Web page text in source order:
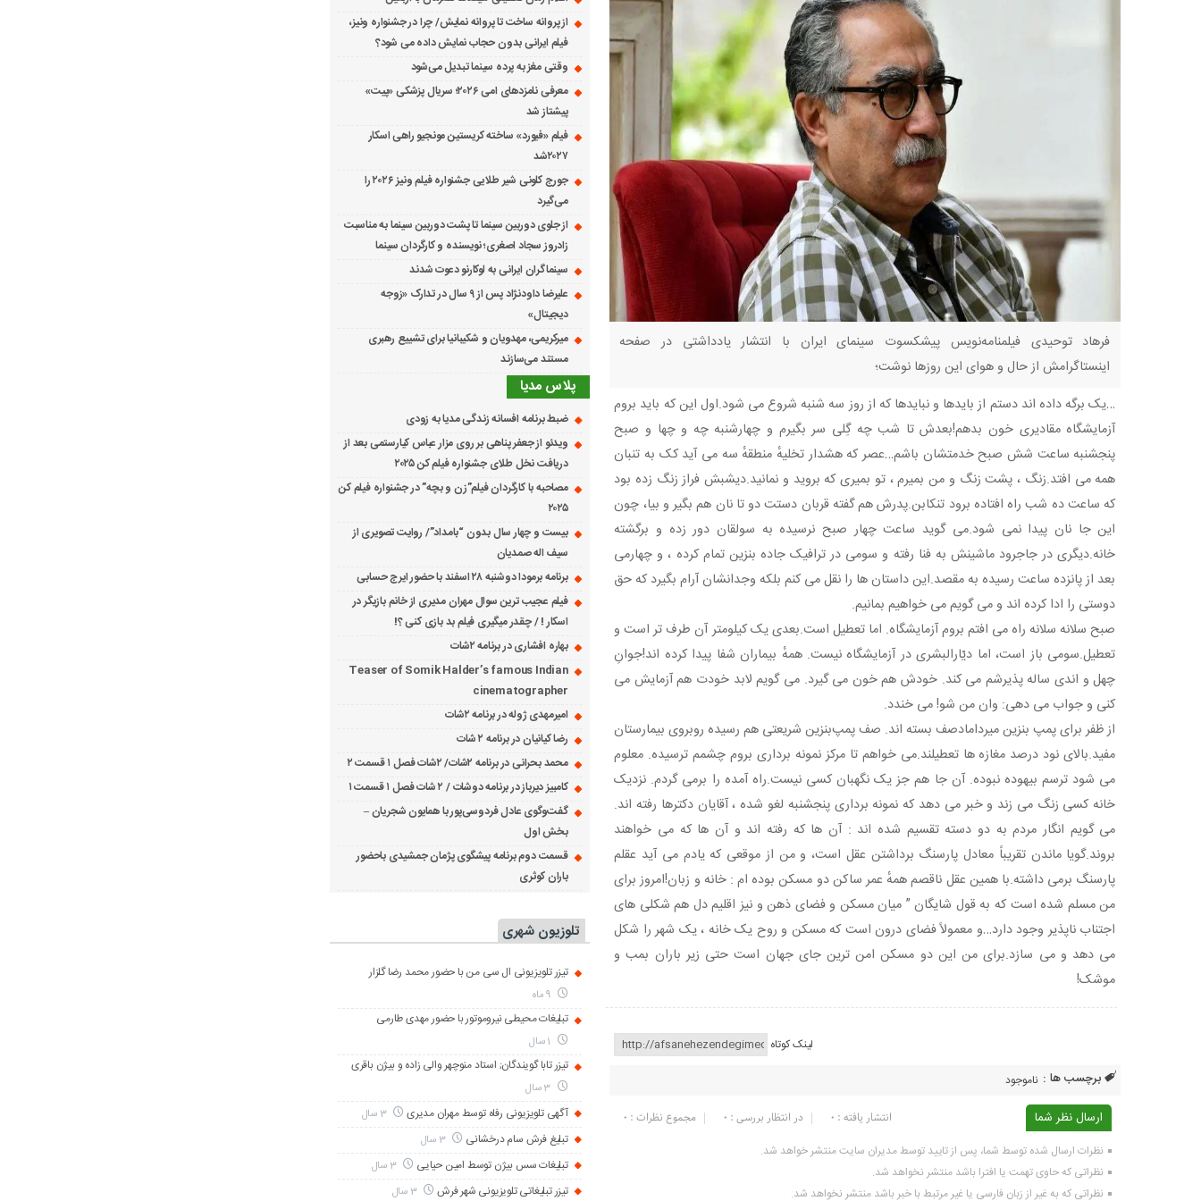
فرهاد توحیدی فیلمنامه‌نویس پیشکسوت سینمای ایران با انتشار یادداشتی در صفحه
اینستاگرامش از حال و هوای این روزها نوشت؛
…یک برگه داده اند دستم از بایدها و نبایدها که از روز سه شنبه شروع می شود.اول این که باید بروم
آزمایشگاه مقادیری خون بدهم!بعدش تا شب چه گِلی سر بگیرم و چهارشنبه چه و چها و صبح
پنجشنبه ساعت شش صبح خدمتشان باشم…عصر که هشدار تخلیهٔ منطقهٔ سه می آید کک به تنبان
همه می افتد.زنگ ، پشت زنگ و من بمیرم ، تو بمیری که بروید و نمانید.دیشبش فراز زنگ زده بود
که ساعت ده شب راه افتاده برود تنکابن.پدرش هم گفته قربان دستت دو تا نان هم بگیر و بیا، چون
این جا نان پیدا نمی شود.می گوید ساعت چهار صبح نرسیده به سولقان دور زده و برگشته
خانه.دیگری در جاجرود ماشینش به فنا رفته و سومی در ترافیک جاده بنزین تمام کرده ، و چهارمی
بعد از پانزده ساعت رسیده به مقصد.این داستان ها را نقل می کنم بلکه وجدانشان آرام بگیرد که حق
دوستی را ادا کرده اند و می گویم می خواهیم بمانیم.
صبح سلانه سلانه راه می افتم بروم آزمایشگاه. اما تعطیل است.بعدی یک کیلومتر آن طرف تر است و
تعطیل.سومی باز است، اما دیّارالبشری در آزمایشگاه نیست. همهٔ بیماران شفا پیدا کرده اند!جوانِ
چهل و اندی ساله پذیرشم می کند. خودش هم خون می گیرد. می گویم لابد خودت هم آزمایش می
کنی و جواب می دهی: وان من شو! می خندد.
از ظفر برای پمپ بنزین میردامادصف بسته اند. صف پمپ‌بنزین شریعتی هم رسیده روبروی بیمارستان
مفید.بالای نود درصد مغازه ها تعطیلند.می خواهم تا مرکز نمونه برداری بروم چشمم ترسیده. معلوم
می شود ترسم بیهوده نبوده. آن جا هم جز یک نگهبان کسی نیست.راه آمده را برمی گردم. نزدیک
خانه کسی زنگ می زند و خبر می دهد که نمونه برداری پنجشنبه لغو شده ، آقایان دکترها رفته اند.
می گویم انگار مردم به دو دسته تقسیم شده اند : آن ها که رفته اند و آن ها که می خواهند
بروند.گویا ماندن تقریباً معادل پارسنگ برداشتن عقل است، و من از موقعی که یادم می آید عقلم
پارسنگ برمی داشته.با همین عقل ناقصم همهٔ عمر ساکن دو مسکن بوده ام : خانه و زبان!امروز برای
من مسلم شده است که به قول شایگان ” میان مسکن و فضای ذهن و نیز اقلیم دل هم شکلی های
اجتناب ناپذیر وجود دارد…و معمولاً فضای درون است که مسکن و روح یک خانه ، یک شهر را شکل
می دهد و می سازد.برای من این دو مسکن امن ترین جای جهان است حتی زیر باران بمب و
موشک!⁩
لینک کوتاه
برچسب ها : ناموجود
ارسال نظر شما مجموع نظرات : 0 در انتظار بررسی : 0 انتشار یافته : ۰
نظرات ارسال شده توسط شما، پس از تایید توسط مدیران سایت منتشر خواهد شد.
نظراتی که حاوی تهمت یا افترا باشد منتشر نخواهد شد.
نظراتی که به غیر از زبان فارسی یا غیر مرتبط با خبر باشد منتشر نخواهد شد.
از پروانه ساخت تا پروانه نمایش/ چرا در جشنواره ونیز،
فیلم ایرانی بدون حجاب نمایش داده می شود؟
وقتی مغز به پرده سینما تبدیل می‌شود
معرفی نامزدهای امی ۲۰۲۶؛ سریال پزشکی «پیت»
پیشتاز شد
فیلم «فیورد» ساخته کریستین مونجیو راهی اسکار
۲۰۲۷شد
جورج کلونی شیر طلایی جشنواره فیلم ونیز ۲۰۲۶ را
می‌گیرد
از جلوی دوربین سینما تا پشت دوربین سینما به مناسبت
زادروز سجاد اصغری؛ نویسنده و کارگردان سینما
سینماگران ایرانی به لوکارنو دعوت شدند
علیرضا داودنژاد پس از ۹ سال در تدارک «زوجه
دیجیتال»
میرکریمی، مهدویان و شکیبانیا برای تشییع رهبری
مستند می‌سازند
پلاس مدیا
ضبط برنامه افسانه زندگی مدیا به زودی
ویدئو از جعفر پناهی بر روی مزار عباس کیارستمی بعد از
دریافت نخل طلای جشنواره فیلم کن ۲۰۲۵
مصاحبه با کارگردان فیلم”زن و بچه” در جشنواره فیلم کن
۲۰۲۵
بیست و چهار سال بدون “بامداد”/ روایت تصویری از
سیف اله صمدیان
برنامه برمودا دوشنبه ۲۸ اسفند با حضور ایرج حسابی
فیلم عجیب ترین سوال مهران مدیری از خانم بازیگر در
اسکار ! / چقدر میگیری فیلم بد بازی کنی ؟!
بهاره افشاری در برنامه ۲شات
Teaser of Somik Halder’s famous Indian
cinematographer
امیرمهدی ژوله در برنامه ۲شات
رضا کیانیان در برنامه ۲ شات
محمد بحرانی در برنامه ۲شات/ ۲شات فصل ۱ قسمت ۲
کامبیز دیرباز در برنامه دوشات / ۲ شات فصل ۱ قسمت ۱
گفت‌وگوی عادل فردوسی‌پور با همایون شجریان –
بخش اول
قسمت دوم برنامه پیشگوی پژمان جمشیدی باحضور
باران کوثری
تلوزیون شهری
تیزر تلویزیونی ال سی من با حضور محمد رضا گلزار
تبلیغات محیطی نیروموتور با حضور مهدی طارمی
تیزر تابا گویندگان; استاد منوچهر والی زاده و بیژن باقری
آگهی تلویزیونی رفاه توسط مهران مدیری 3 سال
تبلیغ فرش سام درخشانی 3 سال
تبلیغات سس بیژن توسط امین حیایی 3 سال
تیزر تبلیغاتی تلویزیونی شهر فرش 3 سال